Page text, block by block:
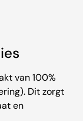
van 100%
Dit zorgt
en